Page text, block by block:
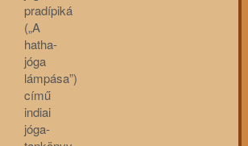
pradípiká
(„A
hatha-
jóga
lámpása”)
című
indiai
jóga-